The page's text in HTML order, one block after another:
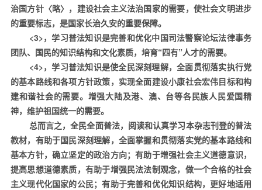
治国方针〈略〉，建设社会主义法治国家的需要，使社会文明进步
的重要标志，是国家长治久安的重要保障。
<3>，学习普法知识是完善和优化中国司法警察论坛法律事务
团队、国民的知识结构和文化素质，培育“四有”人才的需要。
<4>，学习普法知识是使全民深刻理解，全面贯彻落实执行党
的基本路线和各项方针政策，实现全面建设小康社会宏伟目标和构
建和谐社会的需要。增强大陆及港、澳、台等各民族人民爱国精
神，维护祖国统一的需要。
总而言之，全民全面普法，阅读和认真学习本杂志刊登的普法
教材，有助于国民深刻理解，全面掌握和贯彻落实党的基本路线和
基本方针，确立坚定的政治方向；有助于增强社会主义道德意识，
提高思想道德素质，有助于增强民法法制观念，做一个合格的社会
主义现代化国家的公民；有助于完善和优化知识结构，更好地适用